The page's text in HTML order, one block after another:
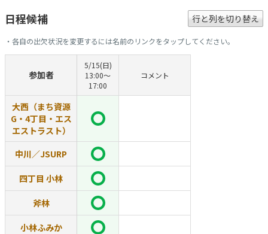
日程候補 行と列を切り替え
・各自の出欠状況を変更するには名前のリンクをタップしてください。
参加者
5/15(日)
13:00〜
17:00
コメント
大西（まち資源
G・4丁目・エス
エストラスト）
中川／JSURP
四丁目 小林
斧林
小林ふみか